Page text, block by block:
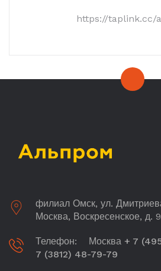
https://taplink.cc/
филиал Омск, ул.
Москва, Воскресенское, д.
Телефон:
Москва + 7
7 (3812) 48-79-79